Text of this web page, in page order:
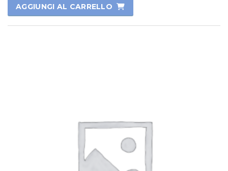
AGGIUNGI AL CARRELLO